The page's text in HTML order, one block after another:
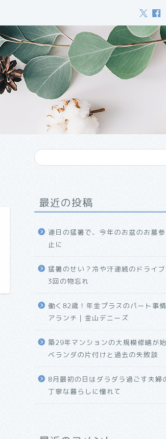
最近の投稿
連日の猛暑で、今年のお盆のお墓
止に
猛暑のせい？冷や汗連続のドライ
3回の物忘れ
働く82歳！年金プラスのパート事
アランチ｜金山デニーズ
築29年マンションの大規模修繕が始
ベランダの片付けと過去の失敗談
8月最初の日はダラダラ過ごす夫婦
丁寧な暮らしに憧れて